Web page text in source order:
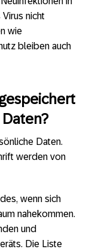
nicht
wie
bleiben auch
Daten.
werden von
wenn sich
nahekommen.
und
Die Liste